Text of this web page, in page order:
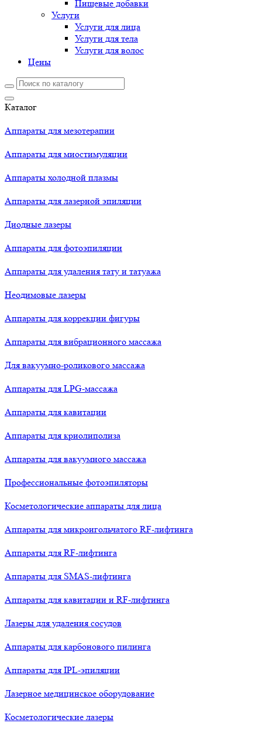
Пищевые добавки
Услуги
Услуги для лица
Услуги для тела
Услуги для волос
Цены
Каталог
Аппараты для мезотерапии
Аппараты для миостимуляции
Аппараты холодной плазмы
Аппараты для лазерной эпиляции
Диодные лазеры
Аппараты для фотоэпиляции
Аппараты для удаления тату и татуажа
Неодимовые лазеры
Аппараты для коррекции фигуры
Аппараты для вибрационного массажа
Для вакуумно-роликового массажа
Аппараты для LPG-массажа
Аппараты для кавитации
Аппараты для криолиполиза
Аппараты для вакуумного массажа
Профессиональные фотоэпиляторы
Косметологические аппараты для лица
Аппараты для микроигольчатого RF-лифтинга
Аппараты для RF-лифтинга
Аппараты для SMAS-лифтинга
Аппараты для кавитации и RF-лифтинга
Лазеры для удаления сосудов
Аппараты для карбонового пилинга
Аппараты для IPL-эпиляции
Лазерное медицинское оборудование
Косметологические лазеры